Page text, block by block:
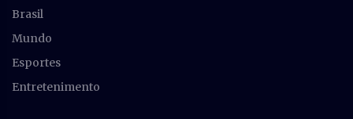
Brasil
Mundo
Esportes
Entretenimento